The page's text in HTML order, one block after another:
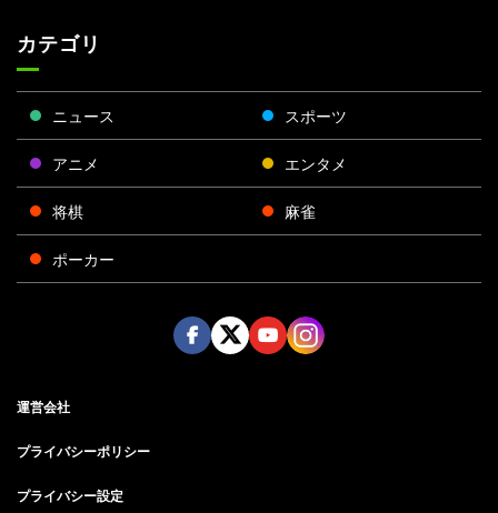
カテゴリ
ニュース スポーツ
アニメ エンタメ
将棋 麻雀
ポーカー
運営会社
プライバシーポリシー
プライバシー設定